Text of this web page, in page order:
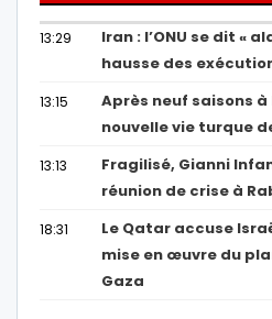
13:29
Iran : l’ONU se dit «
hausse des
13:15
Après neuf saisons à
nouvelle vie turque
13:13
Fragilisé, Gianni
réunion de crise à
18:31
Le Qatar accuse
mise en œuvre du
Gaza